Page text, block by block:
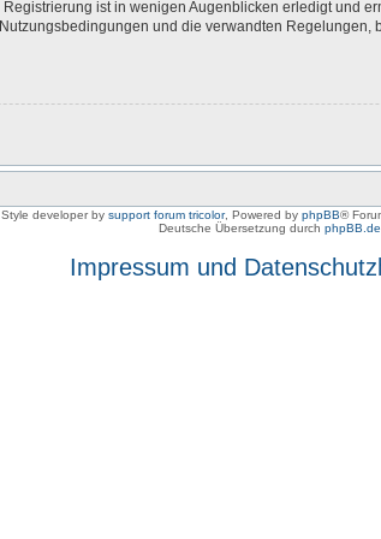
ist in wenigen Augenblicken erledigt und
und die verwandten
Style developer by support forum tricolor, Powered by phpBB®
Deutsche Übersetzung durch phpBB.de
Impressum und